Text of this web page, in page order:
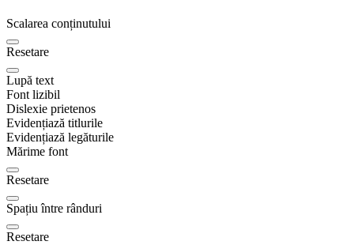
Scalarea conținutului
Resetare
Lupă text
Font lizibil
Dislexie prietenos
Evidențiază titlurile
Evidențiază legăturile
Mărime font
Resetare
Spațiu între rânduri
Resetare